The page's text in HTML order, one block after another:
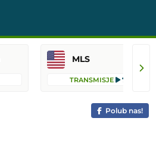
MLS
TRANSMISJE 76
Polub nas!